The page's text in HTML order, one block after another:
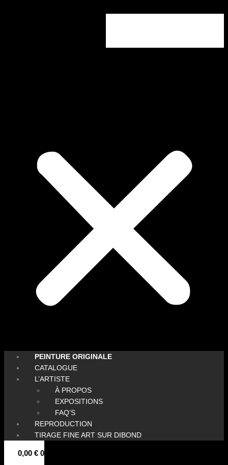
PEINTURE ORIGINALE
CATALOGUE
L’ARTISTE
À PROPOS
EXPOSITIONS
FAQ’S
REPRODUCTION
TIRAGE FINE ART SUR DIBOND
0,00 € 0